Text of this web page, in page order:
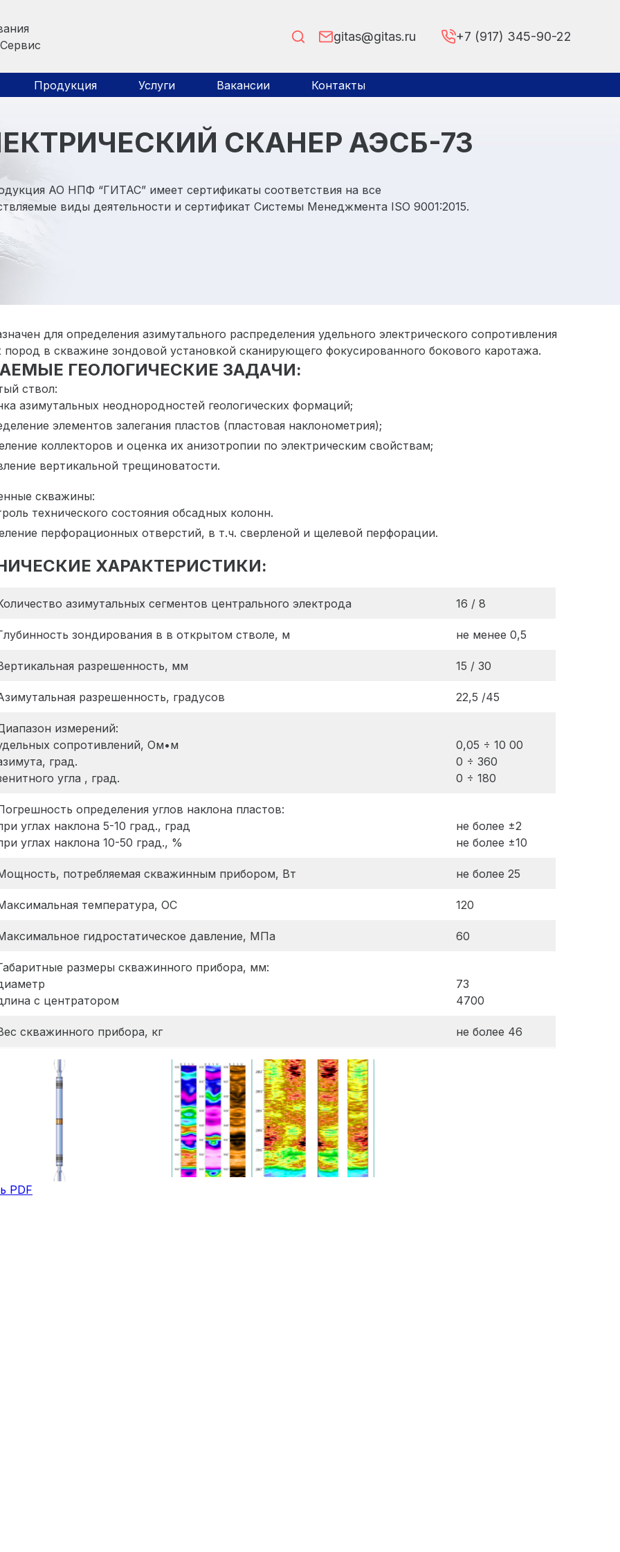
gitas@gitas.ru +7 (917) 345-90-22
Продукция Услуги Вакансии Контакты
СКАНЕР АЭСБ-73
АО НПФ “ГИТАС” имеет сертификаты соответствия на все
виды деятельности и сертификат Системы Менеджмента ISO 9001:2015.
для определения азимутального распределения удельного электрического сопротивления
пород в скважине зондовой установкой сканирующего фокусированного бокового каротажа.
ГЕОЛОГИЧЕСКИЕ ЗАДАЧИ:
ствол:
азимутальных неоднородностей геологических формаций;
элементов залегания пластов (пластовая наклонометрия);
коллекторов и оценка их анизотропии по электрическим свойствам;
вертикальной трещиноватости.
скважины:
технического состояния обсадных колонн.
перфорационных отверстий, в т.ч. сверленой и щелевой перфорации.
ХАРАКТЕРИСТИКИ:
азимутальных сегментов центрального электрода 16 / 8
зондирования в в открытом стволе, м не менее 0,5
разрешенность, мм 15 / 30
разрешенность, градусов 22,5 /45
измерений:
сопротивлений, Ом•м
град.
угла , град.
0,05 ÷ 10 00
0 ÷ 360
0 ÷ 180
определения углов наклона пластов:
углах наклона 5-10 град., град
углах наклона 10-50 град., %
не более ±2
не более ±10
потребляемая скважинным прибором, Вт не более 25
температура, ОС 120
гидростатическое давление, МПа 60
размеры скважинного прибора, мм:
с центратором
73
4700
скважинного прибора, кг не более 46
PDF